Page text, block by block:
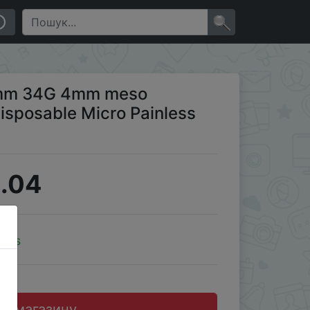
Tips Needle
34G 4mm meso
Micro Painless